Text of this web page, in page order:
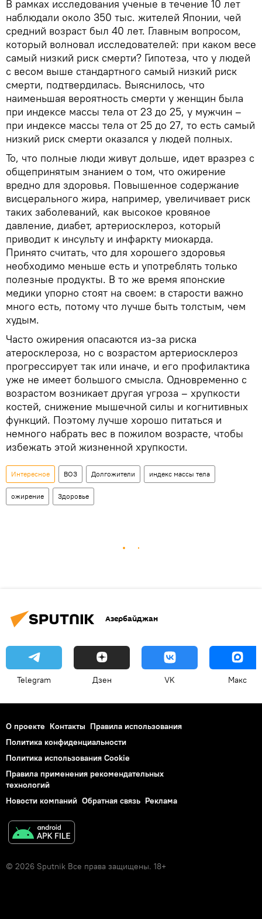
В рамках исследования ученые в течение 10 лет
наблюдали около 350 тыс. жителей Японии, чей
средний возраст был 40 лет. Главным вопросом,
который волновал исследователей: при каком весе
самый низкий риск смерти? Гипотеза, что у людей
с весом выше стандартного самый низкий риск
смерти, подтвердилась. Выяснилось, что
наименьшая вероятность смерти у женщин была
при индексе массы тела от 23 до 25, у мужчин –
при индексе массы тела от 25 до 27, то есть самый
низкий риск смерти оказался у людей полных.
То, что полные люди живут дольше, идет вразрез с
общепринятым знанием о том, что ожирение
вредно для здоровья. Повышенное содержание
висцерального жира, например, увеличивает риск
таких заболеваний, как высокое кровяное
давление, диабет, артериосклероз, который
приводит к инсульту и инфаркту миокарда.
Принято считать, что для хорошего здоровья
необходимо меньше есть и употреблять только
полезные продукты. В то же время японские
медики упорно стоят на своем: в старости важно
много есть, потому что лучше быть толстым, чем
худым.
Часто ожирения опасаются из-за риска
атеросклероза, но с возрастом артериосклероз
прогрессирует так или иначе, и его профилактика
уже не имеет большого смысла. Одновременно с
возрастом возникает другая угроза – хрупкости
костей, снижение мышечной силы и когнитивных
функций. Поэтому лучше хорошо питаться и
немного набрать вес в пожилом возрасте, чтобы
избежать этой жизненной хрупкости.
Интересное ВОЗ Долгожители индекс массы тела
ожирение Здоровье
Азербайджан
Telegram Дзен VK Макс
О проекте Контакты Правила использования
Политика конфиденциальности
Политика использования Cookie
Правила применения рекомендательных
технологий
Новости компаний Обратная связь Реклама
© 2026 Sputnik Все права защищены. 18+